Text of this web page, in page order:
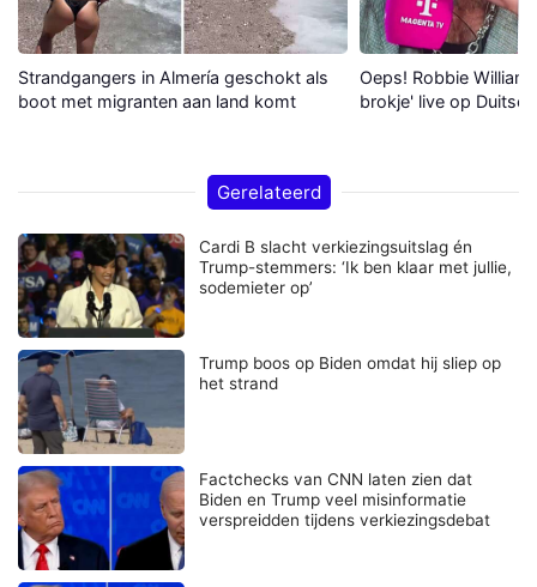
Strandgangers in Almería geschokt als
boot met migranten aan land komt
Oeps! Robbie
brokje' live op Duitse
Gerelateerd
Cardi B slacht verkiezingsuitslag én
Trump-stemmers: ‘Ik ben klaar met jullie,
sodemieter op’
Trump boos op Biden omdat hij sliep op
het strand
Factchecks van CNN laten zien dat
Biden en Trump veel misinformatie
verspreidden tijdens verkiezingsdebat